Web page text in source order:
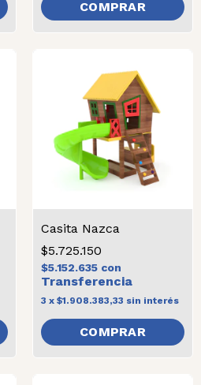
Casita Nazca
$5.725.150
$5.152.635 con
3 x $1.908.383,33 sin interés